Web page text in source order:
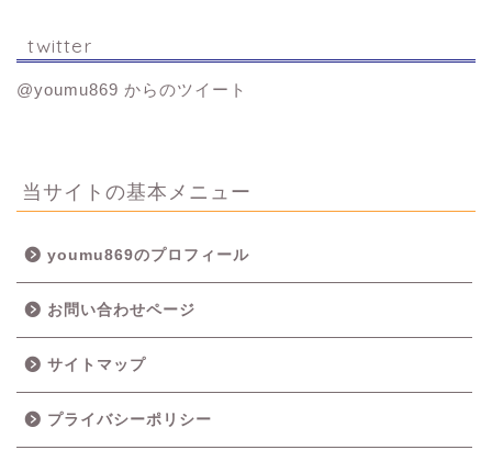
twitter
@youmu869 からのツイート
当サイトの基本メニュー
youmu869のプロフィール
お問い合わせページ
サイトマップ
プライバシーポリシー